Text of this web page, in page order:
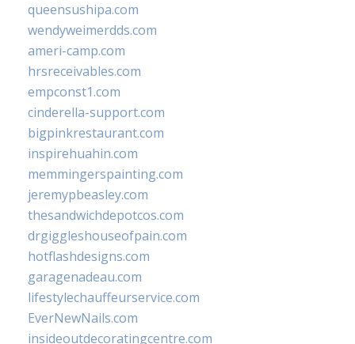
queensushipa.com
wendyweimerdds.com
ameri-camp.com
hrsreceivables.com
empconst1.com
cinderella-support.com
bigpinkrestaurant.com
inspirehuahin.com
memmingerspainting.com
jeremypbeasley.com
thesandwichdepotcos.com
drgiggleshouseofpain.com
hotflashdesigns.com
garagenadeau.com
lifestylechauffeurservice.com
EverNewNails.com
insideoutdecoratingcentre.com